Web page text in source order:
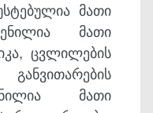
მათი
მათი
ცვლილების
მათი